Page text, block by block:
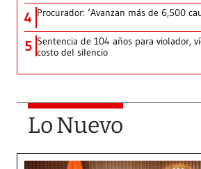
4 Procurador: ‘Avanzan más de 6,500
5 Sentencia de 104 años para violador,
costo del silencio
Lo Nuevo